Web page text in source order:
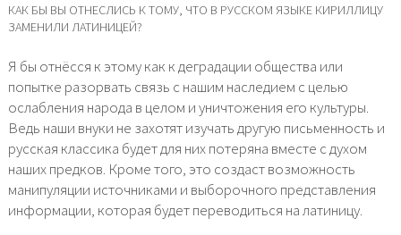
КАК БЫ ВЫ ОТНЕСЛИСЬ К ТОМУ, ЧТО В РУССКОМ ЯЗЫКЕ КИРИЛЛИЦУ
ЗАМЕНИЛИ ЛАТИНИЦЕЙ?
Я бы отнёсся к этому как к деградации общества или
попытке разорвать связь с нашим наследием с целью
ослабления народа в целом и уничтожения его культуры.
Ведь наши внуки не захотят изучать другую письменность и
русская классика будет для них потеряна вместе с духом
наших предков. Кроме того, это создаст возможность
манипуляции источниками и выборочного представления
информации, которая будет переводиться на латиницу.